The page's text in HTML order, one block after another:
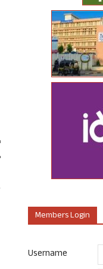
Members Login
Username